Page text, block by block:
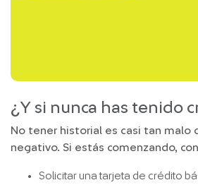
¿Y si nunca has tenido
No tener historial es casi tan malo
negativo. Si estás comenzando,
Solicitar una tarjeta de crédito